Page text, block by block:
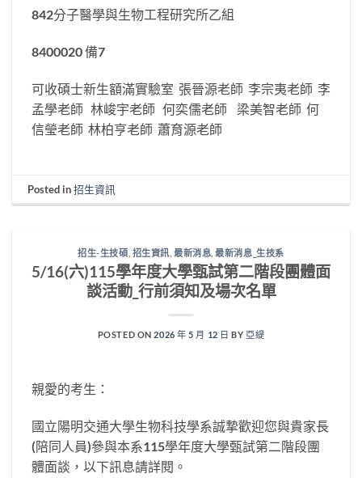
842分子醫學與生物工程研究所乙組
8400020 備7
可收碩士新生額滿實驗室 張晉源老師 李宗夷老師 李
孟學老師 林峻宇老師 何奕儒老師 梁美智老師 何
信瑩老師 林柏亨老師 蕭育源老師
Posted in招生資訊
招生-生技碩 招生資訊 最新消息 ,最新消息_生技系
5/16(六)115學年度大學甄試第二階段團體面
談活動_行前須知及場次名單
POSTED ON2026 年 5 月 12 日 BY 亞緹
親愛的考生：
國立陽明交通大學生物科技學系誠摯歡迎您與貴家長
(陪同人員)參與本系115學年度大學甄試第二階段團
體面談，以下訊息請詳閱。